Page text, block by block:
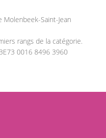
Saint-Jean
rangs de la catégorie.
0016 8496 3960